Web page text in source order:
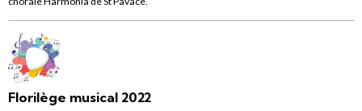
Florilège musical 2022